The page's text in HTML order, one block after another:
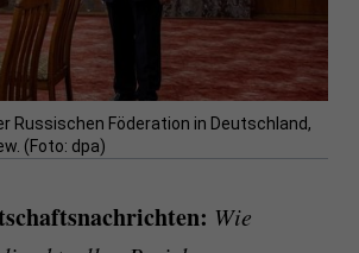
Russischen Föderation in Deutschland,
(Foto: dpa)
Wie